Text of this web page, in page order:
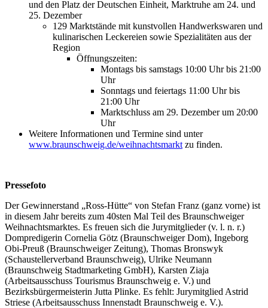
und den Platz der Deutschen Einheit, Marktruhe am 24. und
25. Dezember
129 Marktstände mit kunstvollen Handwerkswaren und
kulinarischen Leckereien sowie Spezialitäten aus der
Region
Öffnungszeiten:
Montags bis samstags 10:00 Uhr bis 21:00
Uhr
Sonntags und feiertags 11:00 Uhr bis
21:00 Uhr
Marktschluss am 29. Dezember um 20:00
Uhr
Weitere Informationen und Termine sind unter
www.braunschweig.de/weihnachtsmarkt zu finden.
Pressefoto
Der Gewinnerstand „Ross-Hütte“ von Stefan Franz (ganz vorne) ist
in diesem Jahr bereits zum 40sten Mal Teil des Braunschweiger
Weihnachtsmarktes. Es freuen sich die Jurymitglieder (v. l. n. r.)
Dompredigerin Cornelia Götz (Braunschweiger Dom), Ingeborg
Obi-Preuß (Braunschweiger Zeitung), Thomas Bronswyk
(Schaustellerverband Braunschweig), Ulrike Neumann
(Braunschweig Stadtmarketing GmbH), Karsten Ziaja
(Arbeitsausschuss Tourismus Braunschweig e. V.) und
Bezirksbürgermeisterin Jutta Plinke. Es fehlt: Jurymitglied Astrid
Striese (Arbeitsausschuss Innenstadt Braunschweig e. V.).